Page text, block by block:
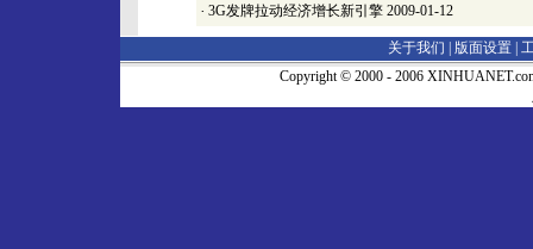
· 3G发牌拉动经济增长新引擎 2009-01-12
关于我们 | 版面设置
Copyright © 2000 - 2006